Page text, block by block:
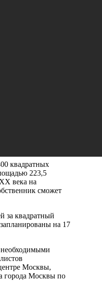
квадратных
223,5
века на
сможет
за квадратный
на 17
необходимыми
Москвы,
города Москвы по